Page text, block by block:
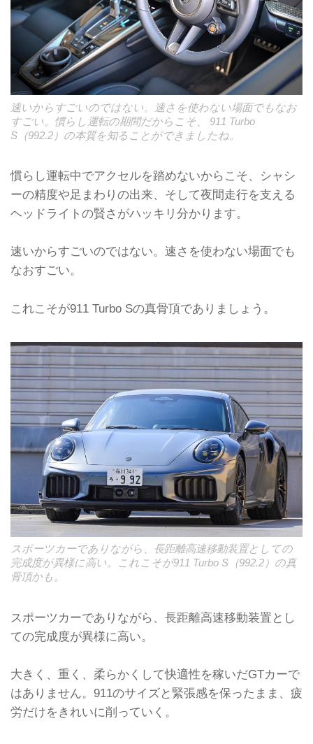
速いからすごいのではない。速さを使わない場面でもなお
すごい。慣らし運転の期間だからこそ、 911 Turbo
S（992.2）の本質を知ることができましたね。
慣らし運転中でアクセルを踏めないからこそ、シャシ
ーの精度や足まわりの出来、そして夜間走行を支える
ヘッドライトの賢さがハッキリ分かります。
速いからすごいのではない。速さを使わない場面でも
なおすごい。
これこそが911 Turbo Sの真骨頂でありましょう。
スポーツカーでありながら、長距離高速移動装置としての
完成度が異様に高い。これこそが911 Turbo S（992.2）の真
骨頂かも。
スポーツカーでありながら、長距離高速移動装置とし
ての完成度が異様に高い。
大きく、重く、柔らかくして快適性を稼いだGTカーで
はありません。911のサイズと緊張感を保ったまま、疲
労だけをきれいに削っていく。